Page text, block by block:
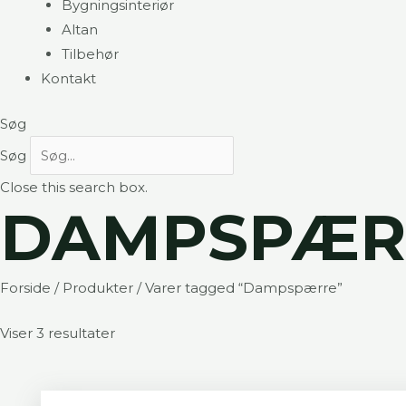
Bygningsinteriør
Altan
Tilbehør
Kontakt
Søg
Søg
Close this search box.
Forside / Produkter / Varer tagged “Dampspærre”
Viser 3 resultater